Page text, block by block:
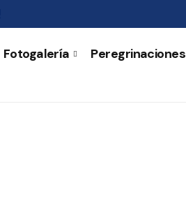
Fotogalería Peregrinaciones